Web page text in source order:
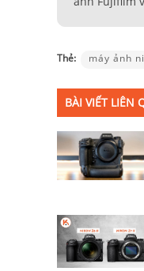
Thẻ: máy ảnh
BÀI VIẾT LIÊN